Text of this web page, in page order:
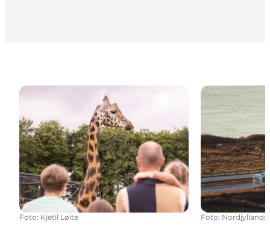
Særlige oplevelser med fokus på bæredygtighed
Foto: Kjetil Løite
Transport i
Foto: Nordjyllands